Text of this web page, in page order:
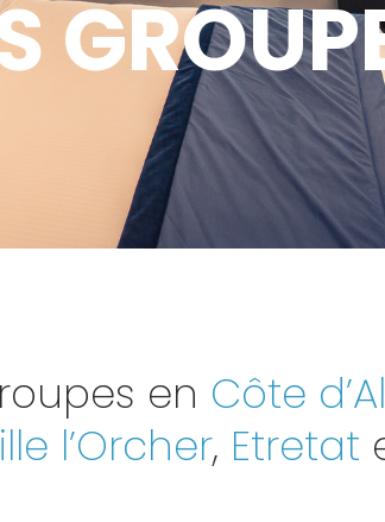
en Côte
l’Orcher, Etretat